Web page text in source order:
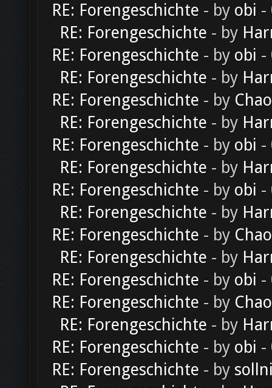
RE: Forengeschichte - by obi -
RE: Forengeschichte - by
RE: Forengeschichte - by obi -
RE: Forengeschichte - by
RE: Forengeschichte - by
RE: Forengeschichte - by
RE: Forengeschichte - by obi -
RE: Forengeschichte - by
RE: Forengeschichte - by obi -
RE: Forengeschichte - by
RE: Forengeschichte - by
RE: Forengeschichte - by
RE: Forengeschichte - by obi -
RE: Forengeschichte - by
RE: Forengeschichte - by
RE: Forengeschichte - by obi -
RE: Forengeschichte - by